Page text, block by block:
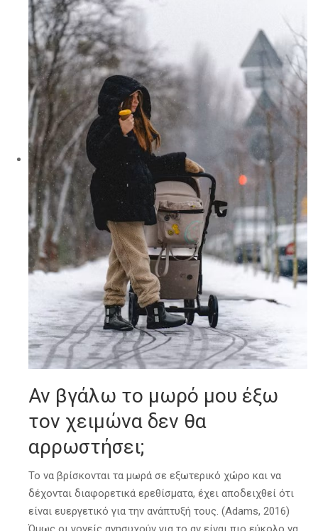
Αν βγάλω το μωρό μου έξω
τον χειμώνα δεν θα
αρρωστήσει;
Το να βρίσκονται τα μωρά σε εξωτερικό χώρο και να
δέχονται διαφορετικά ερεθίσματα, έχει αποδειχθεί ότι
είναι ευεργετικό για την ανάπτυξή τους. (Adams, 2016)